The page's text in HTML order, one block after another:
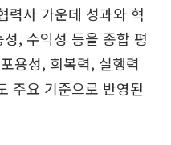
력사 가운데 성과와 혁
, 수익성 등을 종합 평
용성, 회복력, 실행력
주요 기준으로 반영된